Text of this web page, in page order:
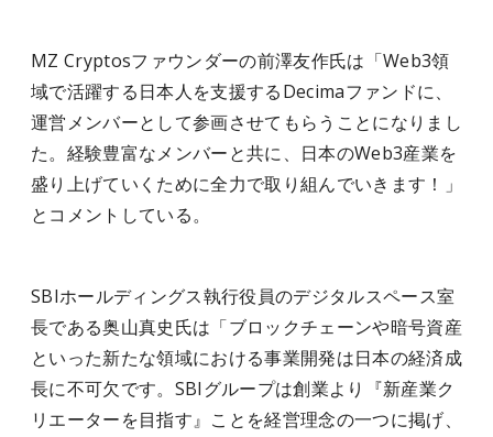
MZ Cryptosファウンダーの前澤友作氏は「Web3領
域で活躍する日本人を支援するDecimaファンドに、
運営メンバーとして参画させてもらうことになりまし
た。経験豊富なメンバーと共に、日本のWeb3産業を
盛り上げていくために全力で取り組んでいきます！」
とコメントしている。
SBIホールディングス執行役員のデジタルスペース室
長である奥山真史氏は「ブロックチェーンや暗号資産
といった新たな領域における事業開発は日本の経済成
長に不可欠です。SBIグループは創業より『新産業ク
リエーターを目指す』ことを経営理念の一つに掲げ、